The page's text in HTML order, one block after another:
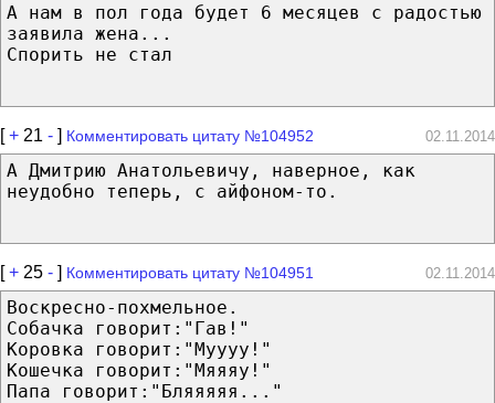
А нам в пол года будет 6 месяцев с радостью
заявила жена...
Спорить не стал
[+ 21 - ] Комментировать цитату №104952 02.11.2014
А Дмитрию Анатольевичу, наверное, как
неудобно теперь, с айфоном-то.
[+ 25 - ] Комментировать цитату №104951 02.11.2014
Воскресно-похмельное.
Собачка говорит:"Гав!"
Коровка говорит:"Муууу!"
Кошечка говорит:"Мяяяу!"
Папа говорит:"Бляяяяя..."